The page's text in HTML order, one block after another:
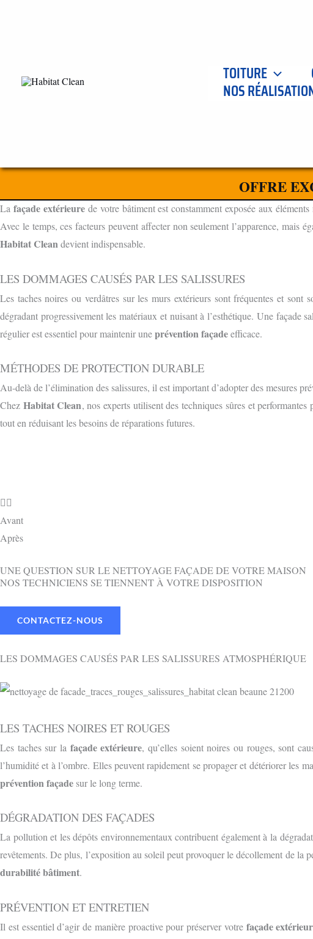
TOITURE
NOS
OFFRE
ENTREPRISE DE NETTOYAGE DE FAÇADES ET BARDAGES À SAINT
POURQUOI LE NETTOYAGE FAÇADE EST ESSENTIEL
La façade extérieurede votre bâtiment est constamment exposée aux
Avec le temps, ces facteurs peuvent affecter non seulement l’apparence, mais
Habitat Cleandevient indispensable.
LES DOMMAGES CAUSÉS PAR LES SALISSURES
Les taches noires ou verdâtres sur les murs extérieurs sont fréquentes et sont
dégradant progressivement les matériaux et nuisant à l’esthétique. Une façade
régulier est essentiel pour maintenir uneprévention façadeefficace.
MÉTHODES DE PROTECTION DURABLE
Au-delà de l’élimination des salissures, il est important d’adopter des mesures
Chez Habitat Clean, nos experts utilisent des techniques sûres et
tout en réduisant les besoins de réparations futures.
Avant
Après
UNE QUESTION SUR LE NETTOYAGE FAÇADE DE VOTRE MAISON
NOS TECHNICIENS SE TIENNENT À VOTRE DISPOSITION
CONTACTEZ-NOUS
LES DOMMAGES CAUSÉS PAR LES SALISSURES ATMOSPHÉRIQUE
LES TACHES NOIRES ET ROUGES
Les taches sur la façade extérieure, qu’elles soient noires ou rouges, sont
l’humidité et à l’ombre. Elles peuvent rapidement se propager et détériorer les
prévention façade sur le long terme.
DÉGRADATION DES FAÇADES
La pollution et les dépôts environnementaux contribuent également à la
revêtements. De plus, l’exposition au soleil peut provoquer le décollement de la
durabilité bâtiment.
PRÉVENTION ET ENTRETIEN
Il est essentiel d’agir de manière proactive pour préserver votre façade